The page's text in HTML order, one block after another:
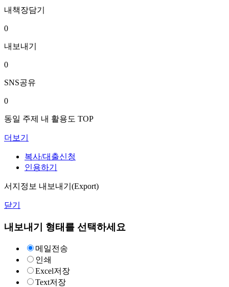
내책장담기
0
내보내기
0
SNS공유
0
동일 주제 내 활용도 TOP
더보기
복사/대출신청
인용하기
서지정보 내보내기(Export)
닫기
내보내기 형태를 선택하세요
메일전송
인쇄
Excel저장
Text저장